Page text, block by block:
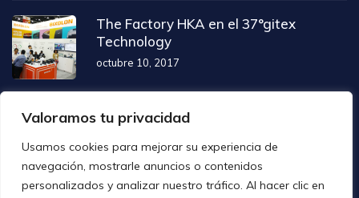
Valoramos tu privacidad
Usamos cookies para mejorar su experiencia de
navegación, mostrarle anuncios o contenidos
personalizados y analizar nuestro tráfico. Al hacer clic en
The Factory HKA en el 37°gitex
Technology
octubre 10, 2017
The Factory Hka presente en NRF 2014